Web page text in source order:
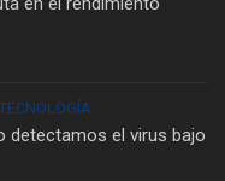
detectamos el virus bajo